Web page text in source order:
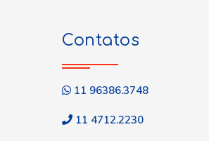
Contatos
11 96386.3748
11 4712.2230